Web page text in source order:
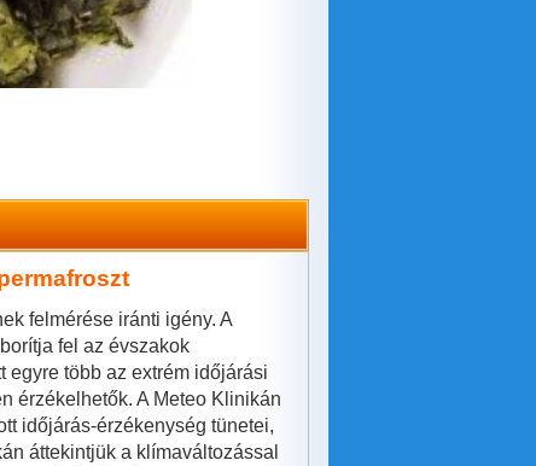
felmérése iránti igény. A
fel az évszakok
egyre több az extrém időjárási
érzékelhetők. A Meteo Klinikán
időjárás-érzékenység tünetei,
áttekintjük a klímaváltozással